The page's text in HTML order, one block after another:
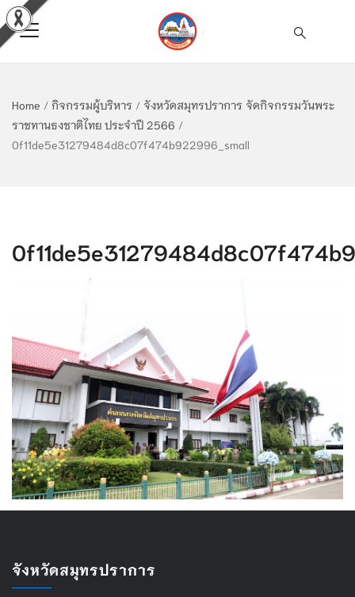
Home / กิจกรรมผู้บริหาร / จังหวัดสมุทรปราการ จัดกิจกรรมวันพระ
ราชทานธงชาติไทย ประจำปี 2566 /
0f11de5e31279484d8c07f474b922996_small
จังหวัดสมุทรปราการ